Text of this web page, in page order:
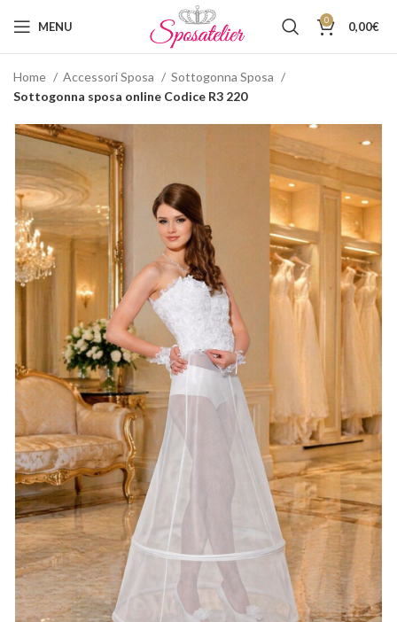
MENU 0 0,00€
Home Accessori Sposa
Sottogonna Sposa
Sottogonna sposa online Codice R3 220